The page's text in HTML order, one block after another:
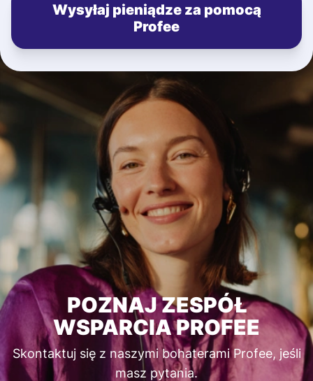
Wysyłaj pieniądze za pomocą
Profee
POZNAJ ZESPÓŁ
WSPARCIA PROFEE
Skontaktuj się z naszymi bohaterami Profee, jeśli
masz pytania.